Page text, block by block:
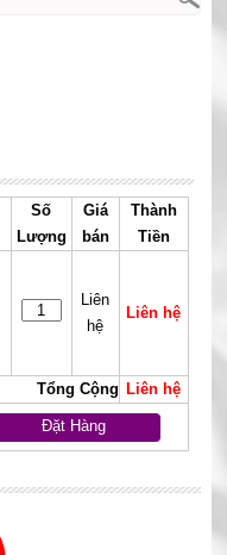
Số
Lượng
Giá
bán
Thành
Tiền
Liên
hệ
Liên hệ
Tổng Cộng Liên hệ
Đặt Hàng